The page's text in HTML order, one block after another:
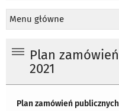
Menu główne
Plan
2021
Plan zamówień